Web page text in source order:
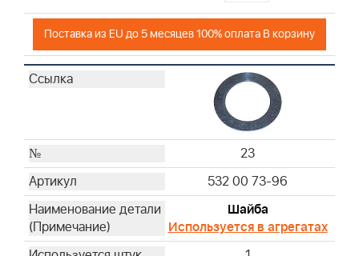
Поставка из EU до 5 месяцев 100% оплата В корзину
23
532 00 73-96
Шайба
Используется в агрегатах